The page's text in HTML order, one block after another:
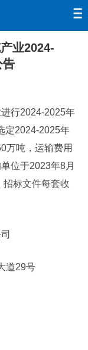
业2024-
告
行2024-2025年
定2024-2025年
万吨，运输费用
位于2023年8月
招标文件每套收
道29号